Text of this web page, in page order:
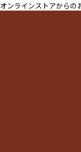
オンラインストアからの